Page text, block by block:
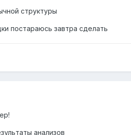
структуры
постараюсь завтра сделать
анализов